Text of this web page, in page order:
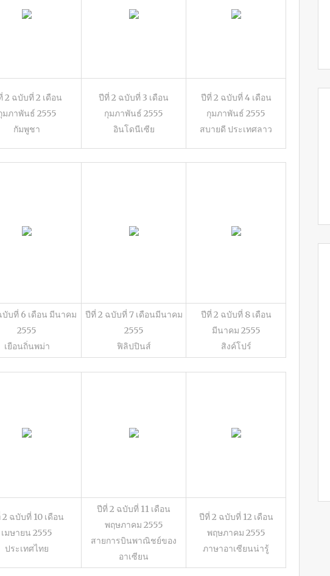
2 ฉบับที่ 2 เดือน
มภาพันธ์ 2555
กัมพูชา
ปีที่ 2 ฉบับที่ 3 เดือน
กุมภาพันธ์ 2555
อินโดนีเซีย
ปีที่ 2 ฉบับที่ 4 เดือน
กุมภาพันธ์ 2555
สบายดี ประเทศลาว
บับที่ 6 เดือน มีนาคม
2555
เยือนถิ่นพม่า
ปีที่ 2 ฉบับที่ 7 เดือนมีนาคม
2555
ฟิลิปปินส์
ปีที่ 2 ฉบับที่ 8 เดือน
มีนาคม 2555
สิงค์โปร์
2 ฉบับที่ 10 เดือน
เมษายน 2555
ประเทศไทย
ปีที่ 2 ฉบับที่ 11 เดือน
พฤษภาคม 2555
สายการบินพาณิชย์ของ
อาเซียน
ปีที่ 2 ฉบับที่ 12 เดือน
พฤษภาคม 2555
ภาษาอาเซียนน่ารู้